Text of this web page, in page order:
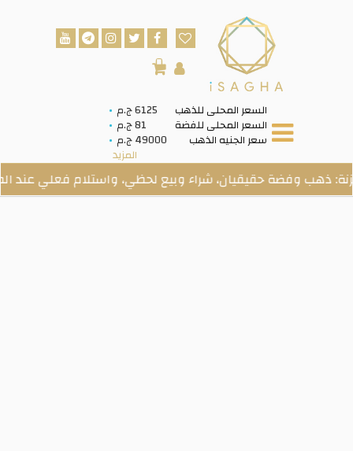
السعر المحلى للذهب 6125 ج.م
السعر المحلى للفضة 81 ج.م
سعر الجنيه الذهب 49000 ج.م
المزيد
0
وفضة حقيقيان، شراء وبيع لحظي، واستلام فعلي عند الطلب.